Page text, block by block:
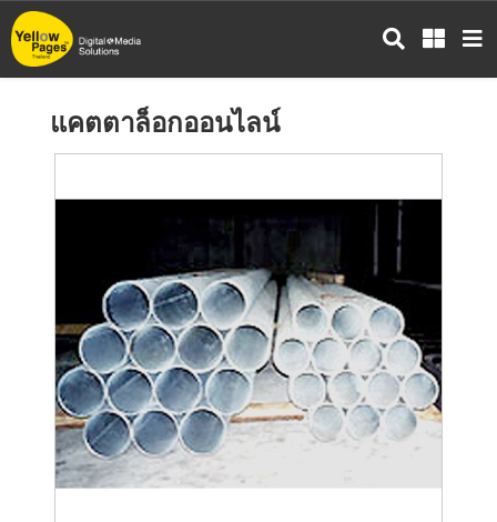
ข้าม
ไป
แคตตาล็อกออนไลน์